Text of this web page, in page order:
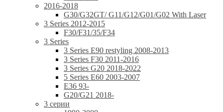
2016-2018
G30/G32GT/ G11/G12/G01/G02 With Laser
3 Series 2012-2015
F30/F31/35/F34
3 Series
3 Series E90 restyling 2008-2013
3 Series F30 2011-2016
3 Series G20 2018-2022
5 Series E60 2003-2007
E36 93-
G20/G21 2018-
3 серии